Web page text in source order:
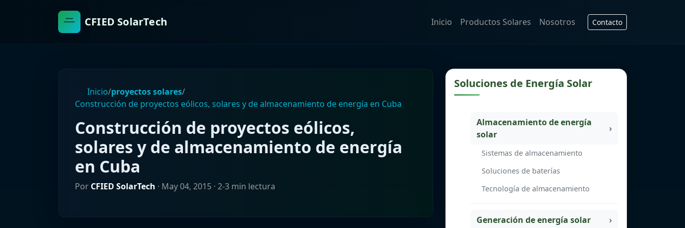
CFIED SolarTech Inicio Productos Solares Nosotros Contacto
Inicio/proyectos solares/
Construcción de proyectos eólicos, solares y de almacenamiento de energía en Cuba
Construcción de proyectos eólicos,
solares y de almacenamiento de energía
en Cuba
Por CFIED SolarTech · May 04, 2015 · 2-3 min lectura
Soluciones de Energía Solar
Almacenamiento de energía
solar
Sistemas de almacenamiento
Soluciones de baterías
Tecnología de almacenamiento
Generación de energía solar